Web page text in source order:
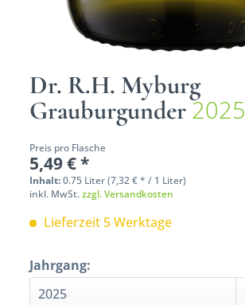
Dr. R.H. Myburg
Grauburgunder2025
Preis pro Flasche
5,49 € *
Inhalt:0.75 Liter (7,32 € * / 1 Liter)
inkl. MwSt.zzgl. Versandkosten
Lieferzeit 5 Werktage
Jahrgang: